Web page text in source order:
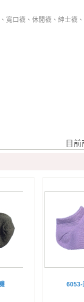
寬口襪、休閒襪、紳士襪
目
6053-